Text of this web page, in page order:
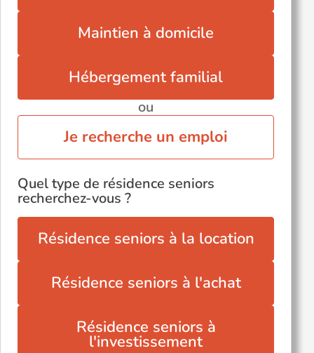
Maintien à domicile
Hébergement familial
ou
Je recherche un emploi
Quel type de résidence seniors
recherchez-vous ?
Résidence seniors à la location
Résidence seniors à l'achat
Résidence seniors à
l'investissement